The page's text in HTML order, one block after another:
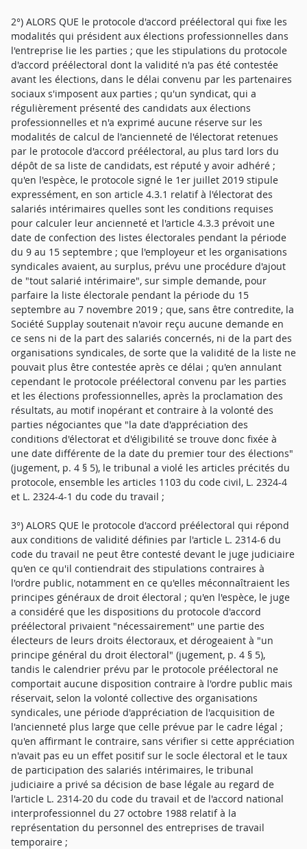
2°) ALORS QUE le protocole d'accord préélectoral qui fixe les
modalités qui président aux élections professionnelles dans
l'entreprise lie les parties ; que les stipulations du protocole
d'accord préélectoral dont la validité n'a pas été contestée
avant les élections, dans le délai convenu par les partenaires
sociaux s'imposent aux parties ; qu'un syndicat, qui a
régulièrement présenté des candidats aux élections
professionnelles et n'a exprimé aucune réserve sur les
modalités de calcul de l'ancienneté de l'électorat retenues
par le protocole d'accord préélectoral, au plus tard lors du
dépôt de sa liste de candidats, est réputé y avoir adhéré ;
qu'en l'espèce, le protocole signé le 1er juillet 2019 stipule
expressément, en son article 4.3.1 relatif à l'électorat des
salariés intérimaires quelles sont les conditions requises
pour calculer leur ancienneté et l'article 4.3.3 prévoit une
date de confection des listes électorales pendant la période
du 9 au 15 septembre ; que l'employeur et les organisations
syndicales avaient, au surplus, prévu une procédure d'ajout
de "tout salarié intérimaire", sur simple demande, pour
parfaire la liste électorale pendant la période du 15
septembre au 7 novembre 2019 ; que, sans être contredite, la
Société Supplay soutenait n'avoir reçu aucune demande en
ce sens ni de la part des salariés concernés, ni de la part des
organisations syndicales, de sorte que la validité de la liste ne
pouvait plus être contestée après ce délai ; qu'en annulant
cependant le protocole préélectoral convenu par les parties
et les élections professionnelles, après la proclamation des
résultats, au motif inopérant et contraire à la volonté des
parties négociantes que "la date d'appréciation des
conditions d'électorat et d'éligibilité se trouve donc fixée à
une date différente de la date du premier tour des élections"
(jugement, p. 4 § 5), le tribunal a violé les articles précités du
protocole, ensemble les articles 1103 du code civil, L. 2324-4
et L. 2324-4-1 du code du travail ;
3°) ALORS QUE le protocole d'accord préélectoral qui répond
aux conditions de validité définies par l'article L. 2314-6 du
code du travail ne peut être contesté devant le juge judiciaire
qu'en ce qu'il contiendrait des stipulations contraires à
l'ordre public, notamment en ce qu'elles méconnaîtraient les
principes généraux de droit électoral ; qu'en l'espèce, le juge
a considéré que les dispositions du protocole d'accord
préélectoral privaient "nécessairement" une partie des
électeurs de leurs droits électoraux, et dérogeaient à "un
principe général du droit électoral" (jugement, p. 4 § 5),
tandis le calendrier prévu par le protocole préélectoral ne
comportait aucune disposition contraire à l'ordre public mais
réservait, selon la volonté collective des organisations
syndicales, une période d'appréciation de l'acquisition de
l'ancienneté plus large que celle prévue par le cadre légal ;
qu'en affirmant le contraire, sans vérifier si cette appréciation
n'avait pas eu un effet positif sur le socle électoral et le taux
de participation des salariés intérimaires, le tribunal
judiciaire a privé sa décision de base légale au regard de
l'article L. 2314-20 du code du travail et de l'accord national
interprofessionnel du 27 octobre 1988 relatif à la
représentation du personnel des entreprises de travail
temporaire ;